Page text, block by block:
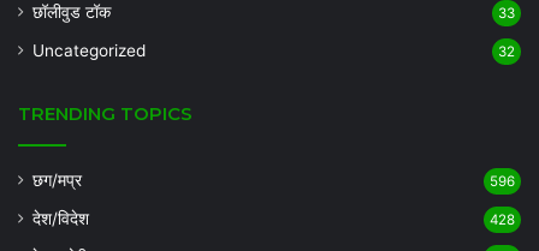
छॉलीवुड टॉक 33
Uncategorized 32
TRENDING TOPICS
छग/मप्र 596
देश/विदेश 428